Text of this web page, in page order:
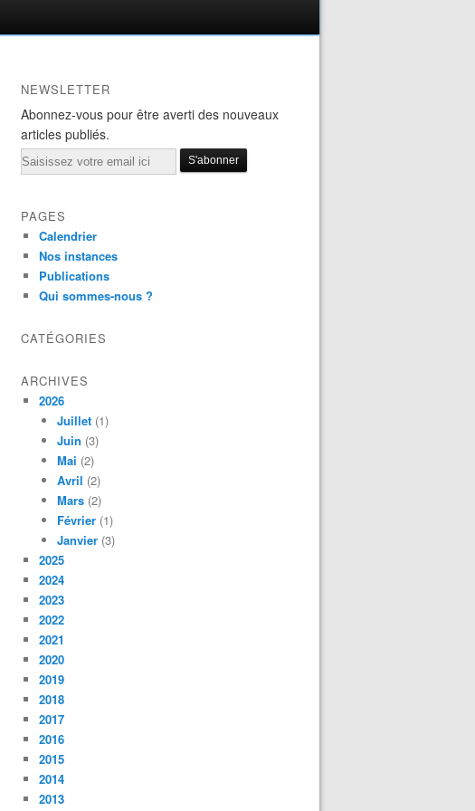
NEWSLETTER
Abonnez-vous pour être averti des nouveaux
articles publiés.
Email
PAGES
Calendrier
Nos instances
Publications
Qui sommes-nous ?
CATÉGORIES
ARCHIVES
2026
Juillet (1)
Juin (3)
Mai (2)
Avril (2)
Mars (2)
Février (1)
Janvier (3)
2025
2024
2023
2022
2021
2020
2019
2018
2017
2016
2015
2014
2013